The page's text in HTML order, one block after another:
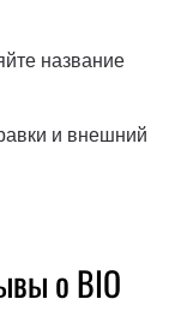
название
и внешний
о BIO